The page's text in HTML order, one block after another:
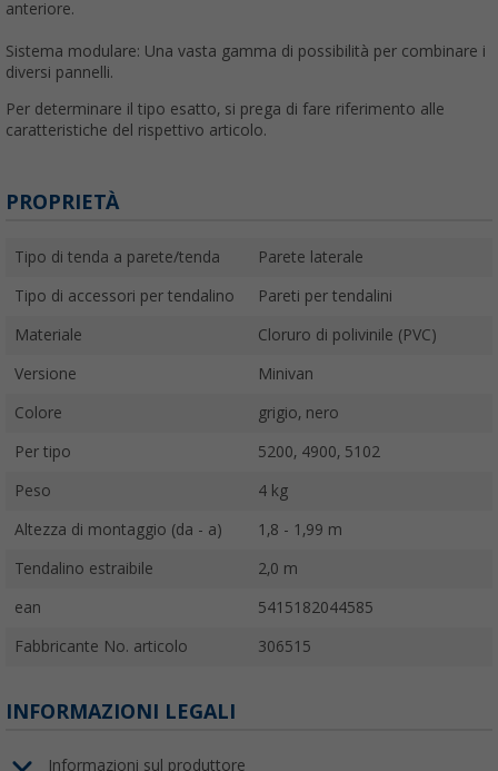
anteriore.
Sistema modulare: Una vasta gamma di possibilità per combinare i
diversi pannelli.
Per determinare il tipo esatto, si prega di fare riferimento alle
caratteristiche del rispettivo articolo.
PROPRIETÀ
Tipo di tenda a parete/tenda Parete laterale
Tipo di accessori per tendalino Pareti per tendalini
Materiale Cloruro di polivinile (PVC)
Versione Minivan
Colore grigio, nero
Per tipo 5200, 4900, 5102
Peso 4 kg
Altezza di montaggio (da - a) 1,8 - 1,99 m
Tendalino estraibile 2,0 m
ean 5415182044585
Fabbricante No. articolo 306515
INFORMAZIONI LEGALI
Informazioni sul produttore